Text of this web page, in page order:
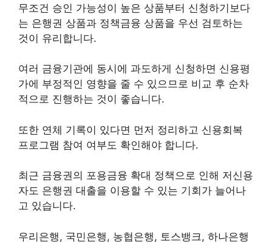
무조건 승인 가능성이 높은 상품부터 신청하기보다
는 은행권 상품과 정책금융 상품을 우선 검토하는
것이 유리합니다.
여러 금융기관에 동시에 과도하게 신청하면 신용평
가에 부정적인 영향을 줄 수 있으므로 비교 후 순차
적으로 진행하는 것이 좋습니다.
또한 연체 기록이 있다면 먼저 정리하고 신용회복
프로그램 참여 여부도 확인해야 합니다.
최근 금융권의 포용금융 확대 정책으로 인해 저신용
자도 은행권 대출을 이용할 수 있는 기회가 늘어나
고 있습니다.
우리은행, 국민은행, 농협은행, 토스뱅크, 하나은행